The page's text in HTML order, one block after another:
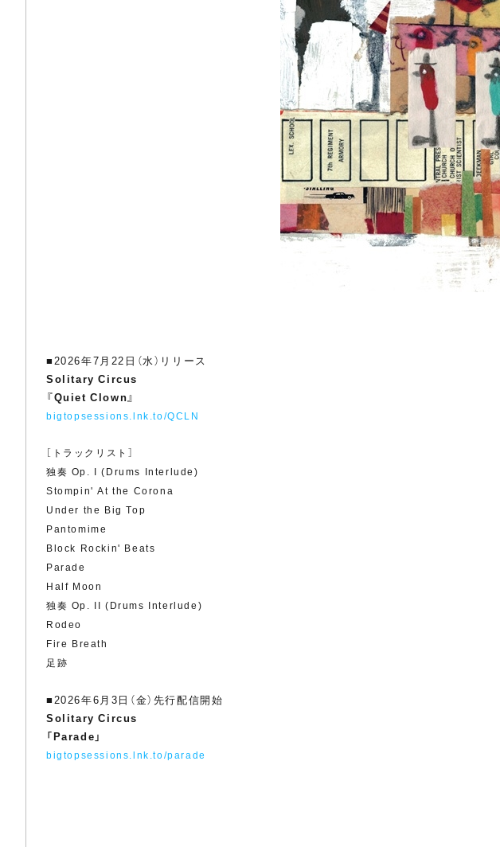
■2026年7月22日（水）リリース
Solitary Circus
『Quiet Clown』
bigtopsessions.lnk.to/QCLN
［トラックリスト］
独奏 Op. I (Drums Interlude)
Stompin' At the Corona
Under the Big Top
Pantomime
Block Rockin' Beats
Parade
Half Moon
独奏 Op. II (Drums Interlude)
Rodeo
Fire Breath
足跡
■2026年6月3日（金）先行配信開始
Solitary Circus
「Parade」
bigtopsessions.lnk.to/parade